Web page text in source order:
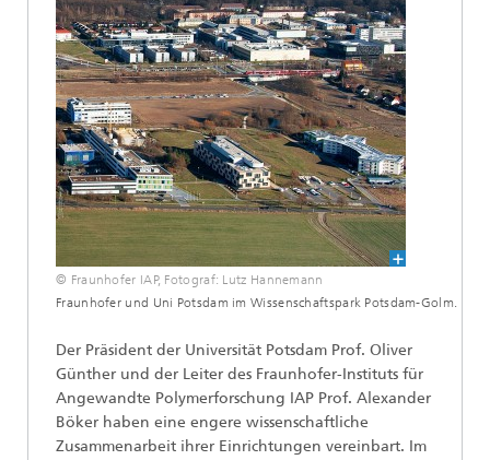
© Fraunhofer IAP, Fotograf: Lutz Hannemann
Fraunhofer und Uni Potsdam im Wissenschaftspark Potsdam-Golm.
Der Präsident der Universität Potsdam Prof. Oliver
Günther und der Leiter des Fraunhofer-Instituts für
Angewandte Polymerforschung IAP Prof. Alexander
Böker haben eine engere wissenschaftliche
Zusammenarbeit ihrer Einrichtungen vereinbart. Im